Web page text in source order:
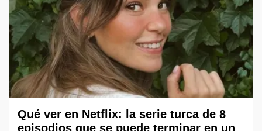
Qué ver en Netflix: la serie turca de 8
episodios que se puede terminar en un